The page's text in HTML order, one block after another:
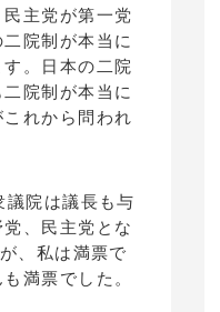
主党が第一党
院制が本当に
。日本の二院
院制が本当に
れから問われ
院は議長も与
、民主党とな
、私は満票で
満票でした。